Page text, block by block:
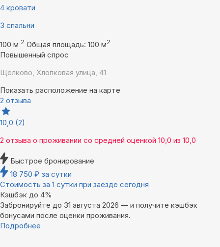
4 кровати
3 спальни
100 м 2 Общая площадь: 100 м2
Повышенный спрос
Щёлково, Хлопковая улица, 41
Показать расположение на карте
2 отзыва
10,0 (2)
2 отзыва о проживании со средней оценкой 10,0 из 10,0
Быстрое бронирование
18 750 ₽ за сутки
Стоимость за 1 сутки при заезде сегодня
Кэшбэк до 4%
Забронируйте до 31 августа 2026 — и получите кэшбэк
бонусами после оценки проживания.
Подробнее